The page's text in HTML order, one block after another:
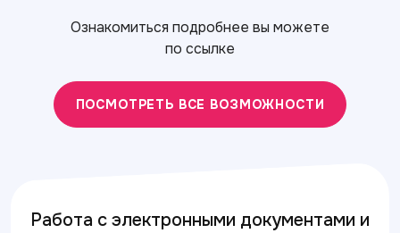
Ознакомиться подробнее вы можете
по ссылке
ПОСМОТРЕТЬ ВСЕ ВОЗМОЖНОСТИ
Работа с электронными документами и